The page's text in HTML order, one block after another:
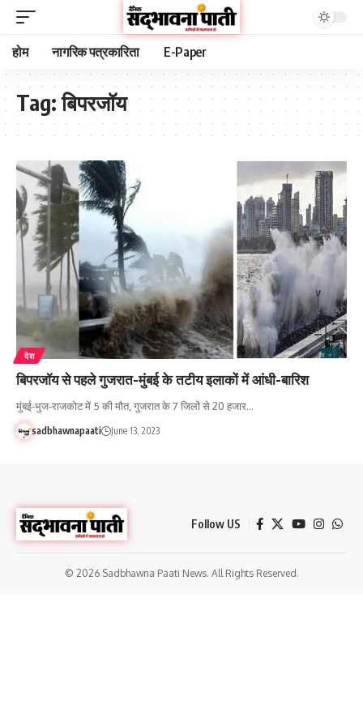
होम नागरिक पत्रकारिता E-Paper
Tag:बिपरजॉय
देश
बिपरजॉय से पहले गुजरात-मुंबई के तटीय इलाकों में आंधी-बारिश
मुंबई-भुज-राजकोट में 5 की मौत, गुजरात के 7 जिलों से 20 हजार…
sadbhawnapaati June 13, 2023
Follow US
© 2026 Sadbhawna Paati News. All Rights Reserved.